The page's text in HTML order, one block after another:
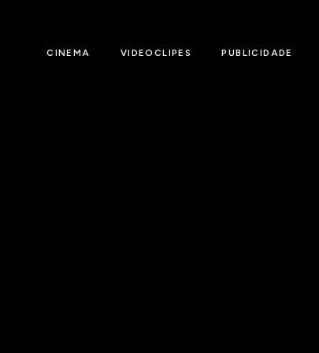
CINEMA VIDEOCLIPES PUBLICIDADE